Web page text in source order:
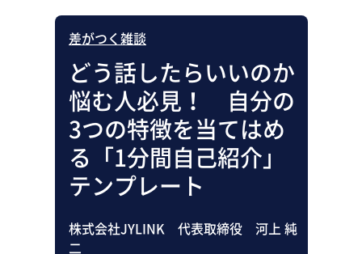
差がつく雑談
どう話したらいいのか
悩む人必見！ 自分の
3つの特徴を当てはめ
る「1分間自己紹介」
テンプレート
株式会社JYLINK 代表取締役 河上 純
二